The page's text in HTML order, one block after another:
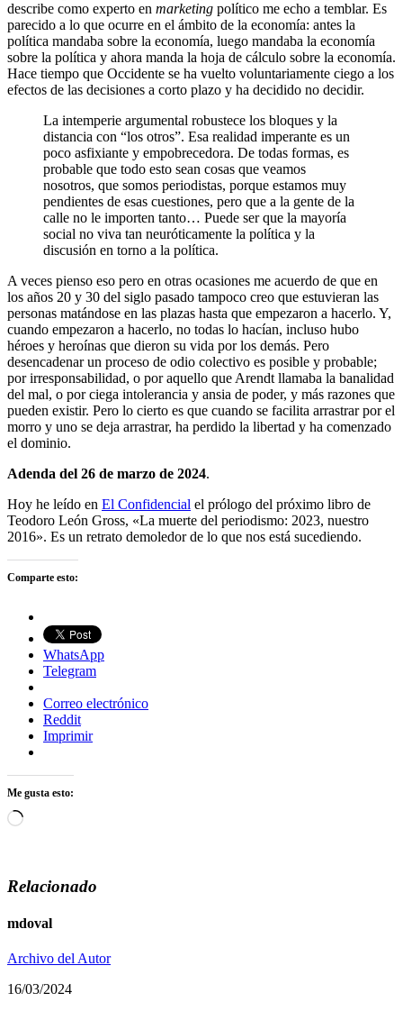
describe como experto en marketing político me echo a temblar. Es
parecido a lo que ocurre en el ámbito de la economía: antes la
política mandaba sobre la economía, luego mandaba la economía
sobre la política y ahora manda la hoja de cálculo sobre la economía.
Hace tiempo que Occidente se ha vuelto voluntariamente ciego a los
efectos de las decisiones a corto plazo y ha decidido no decidir.
La intemperie argumental robustece los bloques y la
distancia con “los otros”. Esa realidad imperante es un
poco asfixiante y empobrecedora. De todas formas, es
probable que todo esto sean cosas que veamos
nosotros, que somos periodistas, porque estamos muy
pendientes de esas cuestiones, pero que a la gente de la
calle no le importen tanto… Puede ser que la mayoría
social no viva tan neuróticamente la política y la
discusión en torno a la política.
A veces pienso eso pero en otras ocasiones me acuerdo de que en
los años 20 y 30 del siglo pasado tampoco creo que estuvieran las
personas matándose en las plazas hasta que empezaron a hacerlo. Y,
cuando empezaron a hacerlo, no todas lo hacían, incluso hubo
héroes y heroínas que dieron su vida por los demás. Pero
desencadenar un proceso de odio colectivo es posible y probable;
por irresponsabilidad, o por aquello que Arendt llamaba la banalidad
del mal, o por ciega intolerancia y ansia de poder, y más razones que
pueden existir. Pero lo cierto es que cuando se facilita arrastrar por el
morro y uno se deja arrastrar, ha perdido la libertad y ha comenzado
el dominio.
Adenda del 26 de marzo de 2024.
Hoy he leído en El Confidencial el prólogo del próximo libro de
Teodoro León Gross, «La muerte del periodismo: 2023, nuestro
2016». Es un retrato demoledor de lo que nos está sucediendo.
Comparte esto:
WhatsApp
Telegram
Correo electrónico
Reddit
Imprimir
Me gusta esto:
Cargando...
Relacionado
mdoval
Archivo del Autor
16/03/2024